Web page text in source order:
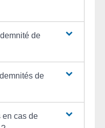
de
de
en cas de